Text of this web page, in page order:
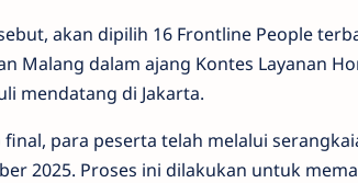
akan dipilih 16 Frontline People
Malang dalam ajang Kontes Layanan
mendatang di Jakarta.
para peserta telah melalui
2025. Proses ini dilakukan untuk